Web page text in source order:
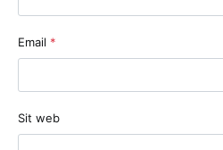
Email *
Sit web